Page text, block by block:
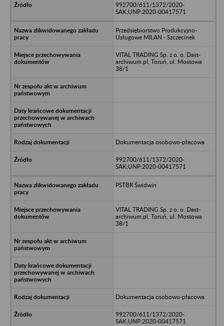
992700/611/1372/2020-
SAK;UNP:2020-00417571
Przedsiębiorstwo Produkcyjno-
Usługowe MILAN - Szczecinek
VITAL TRADING Sp. z o. o. Dast-
archiwum.pl, Toruń, ul. Mostowa
38/1
Dokumentacja osobowo-płacowa
992700/611/1372/2020-
SAK;UNP:2020-00417571
PSTBR Świdwin
VITAL TRADING Sp. z o. o. Dast-
archiwum.pl, Toruń, ul. Mostowa
38/1
Dokumentacja osobowo-płacowa
992700/611/1372/2020-
SAK;UNP:2020-00417571